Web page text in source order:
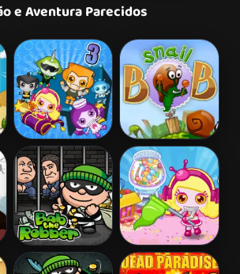
e Aventura Parecidos
Bomb It 3 Snail Bob 2
Bob The Bomb It 5